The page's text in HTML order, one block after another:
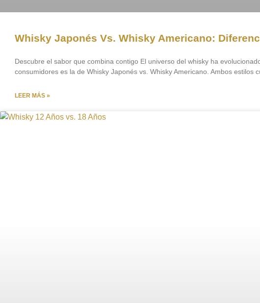
Whisky Japonés Vs. Whisky Americano:
Descubre el sabor que combina contigo El universo del whisky ha
consumidores es la de Whisky Japonés vs. Whisky Americano. Ambos
LEER MÁS »